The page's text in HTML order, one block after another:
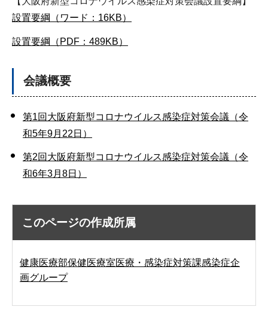
設置要綱（ワード：16KB）
設置要綱（PDF：489KB）
会議概要
第1回大阪府新型コロナウイルス感染症対策会議（令
和5年9月22日）
第2回大阪府新型コロナウイルス感染症対策会議（令
和6年3月8日）
このページの作成所属
健康医療部保健医療室医療・感染症対策課感染症企
画グループ